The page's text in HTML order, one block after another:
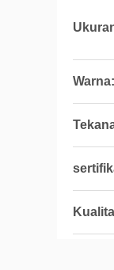
Warna: